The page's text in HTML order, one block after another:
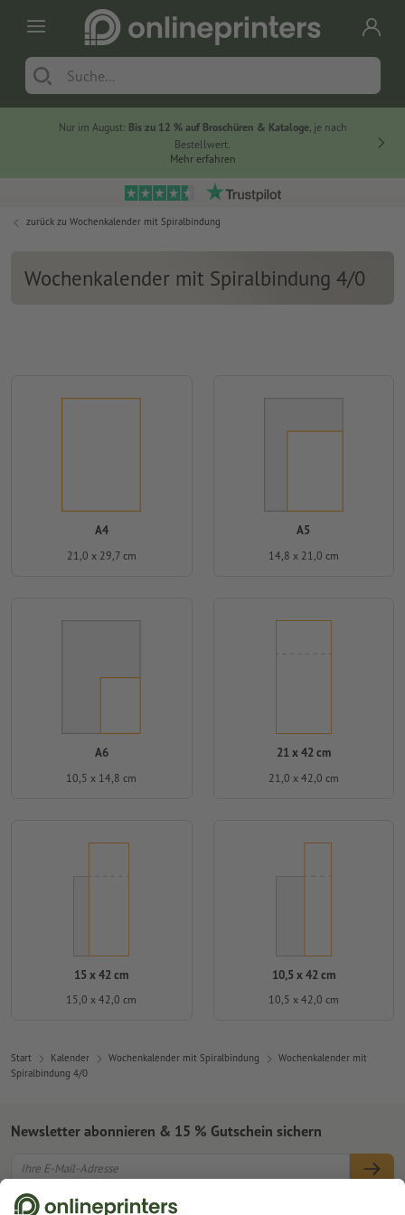
Nur im August: Bis zu 12 % auf Broschüren & Kataloge, je nach
Bestellwert.
Mehr erfahren
zurück zu Wochenkalender mit Spiralbindung
Wochenkalender mit Spiralbindung 4/0
A4
21,0 x 29,7 cm
A5
14,8 x 21,0 cm
A6
10,5 x 14,8 cm
21 x 42 cm
21,0 x 42,0 cm
15 x 42 cm
15,0 x 42,0 cm
10,5 x 42 cm
10,5 x 42,0 cm
Start Kalender Wochenkalender mit Spiralbindung
Wochenkalender mit
Spiralbindung 4/0
Newsletter abonnieren & 15 % Gutschein sichern